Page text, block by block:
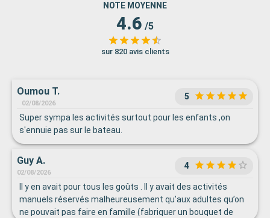
NOTE MOYENNE
4.6 /5
sur 820 avis clients
Oumou T.
02/08/2026
5
Super sympa les activités surtout pour les enfants ,on
s'ennuie pas sur le bateau.
Guy A.
02/08/2026
4
Il y en avait pour tous les goûts . Il y avait des activités
manuels réservés malheureusement qu’aux adultes qu’on
ne pouvait pas faire en famille (fabriquer un bouquet de